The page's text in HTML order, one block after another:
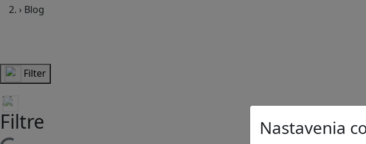
Nastavenia
› Blog
Filter
Filtre